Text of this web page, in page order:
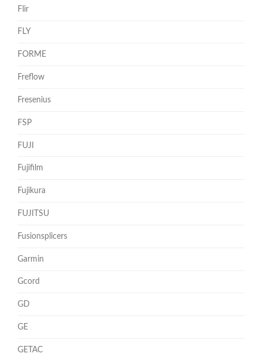
Flir
FLY
FORME
Freflow
Fresenius
FSP
FUJI
Fujifilm
Fujikura
FUJITSU
Fusionsplicers
Garmin
Gcord
GD
GE
GETAC